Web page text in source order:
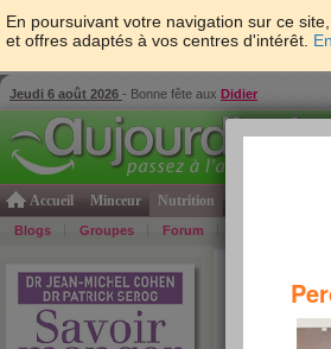
En poursuivant votre navigation sur ce
et offres adaptés à vos centres d'intérêt.
Jeudi 6 août 2026 - Bonne fête aux Didier
Accueil Minceur Nutrition
Blogs Groupes Forum